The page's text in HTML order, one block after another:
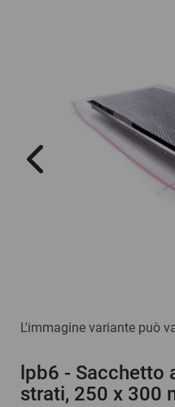
L'immagine variante può
lpb6 - Sacchetto
strati, 250 x 300